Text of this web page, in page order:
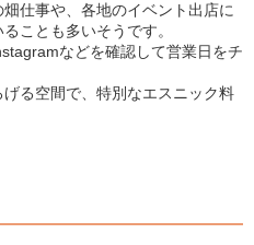
仕事や、各地のイベント出店に
ことも多いそうです。
などを確認して営業日をチ
る空間で、特別なエスニック料